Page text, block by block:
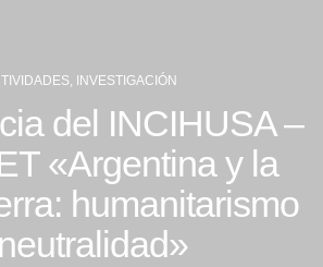
, INVESTIGACIÓN
del INCIHUSA –
«Argentina y la
humanitarismo